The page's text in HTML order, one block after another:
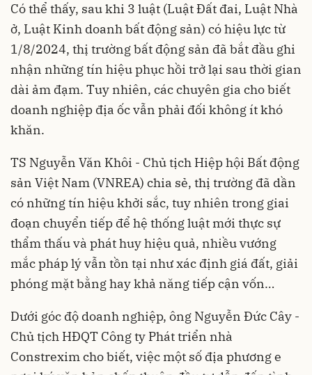
Có thể thấy, sau khi 3 luật (Luật Đất đai, Luật Nhà
ở, Luật Kinh doanh bất động sản) có hiệu lực từ
1/8/2024, thị trường bất động sản đã bắt đầu ghi
nhận những tín hiệu phục hồi trở lại sau thời gian
dài ảm đạm. Tuy nhiên, các chuyên gia cho biết
doanh nghiệp địa ốc vẫn phải đối không ít khó
khăn.
TS Nguyễn Văn Khôi - Chủ tịch Hiệp hội Bất động
sản Việt Nam (VNREA) chia sẻ, thị trường đã dần
có những tín hiệu khởi sắc, tuy nhiên trong giai
đoạn chuyển tiếp để hệ thống luật mới thực sự
thẩm thấu và phát huy hiệu quả, nhiều vướng
mắc pháp lý vẫn tồn tại như xác định giá đất, giải
phóng mặt bằng hay khả năng tiếp cận vốn…
Dưới góc độ doanh nghiệp, ông Nguyễn Đức Cây -
Chủ tịch HĐQT Công ty Phát triển nhà
Constrexim cho biết, việc một số địa phương e